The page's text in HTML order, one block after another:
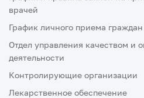
врачей
График личного приема
Отдел управления качеством и
деятельности
Контролирующие организации
Лекарственное обеспечение